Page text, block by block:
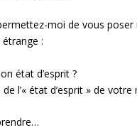
moi de vous poser
:
état d’esprit ?
l’« état d’esprit » de votre